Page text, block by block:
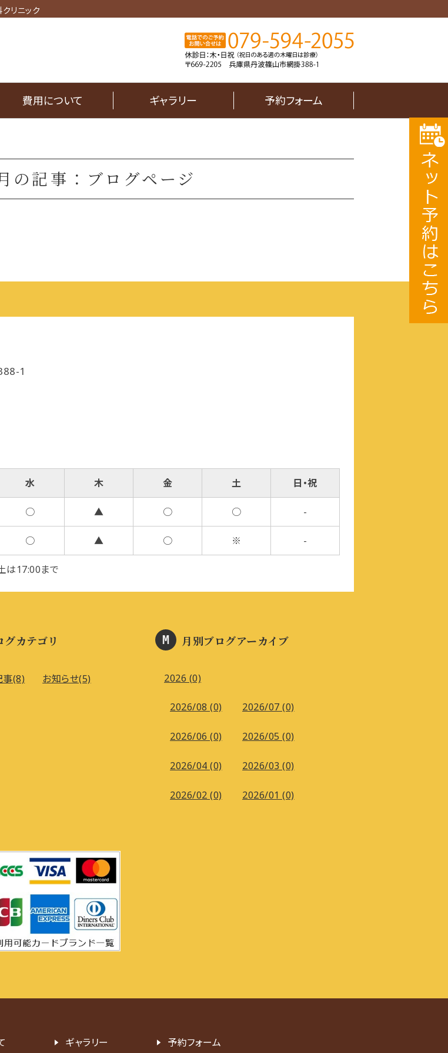
リニック
費用について ギャラリー 予約フォーム
の記事：ブログページ
1
水 木 金 土 日・祝
○ ▲ ○ ○ -
○ ▲ ○ ※ -
17:00まで
グカテゴリ
事(8) お知らせ(5)
月別ブログアーカイブ
2026 (0)
2026/08 (0) 2026/07 (0)
2026/06 (0) 2026/05 (0)
2026/04 (0) 2026/03 (0)
2026/02 (0) 2026/01 (0)
ギャラリー 予約フォーム